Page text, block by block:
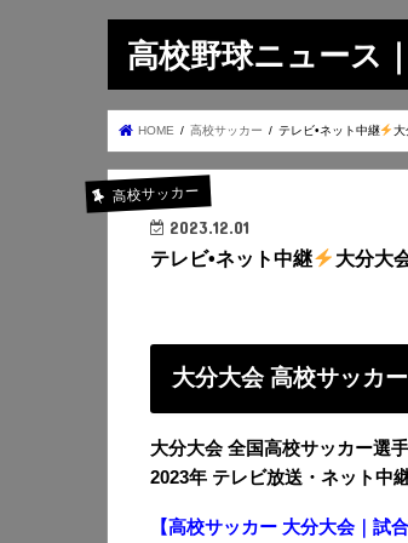
高校野球ニュース
HOME 高校サッカー テレビ•ネット中継 大
高校サッカー
2023.12.01
テレビ•ネット中継 大分大
大分大会 高校サッカ
大分大会 全国高校サッカー選
2023年 テレビ放送・ネット中
【高校サッカー 大分大会｜試